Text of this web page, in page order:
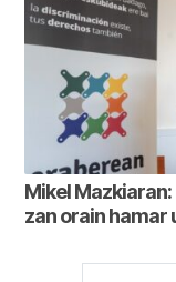
Mikel
zan orain hamar